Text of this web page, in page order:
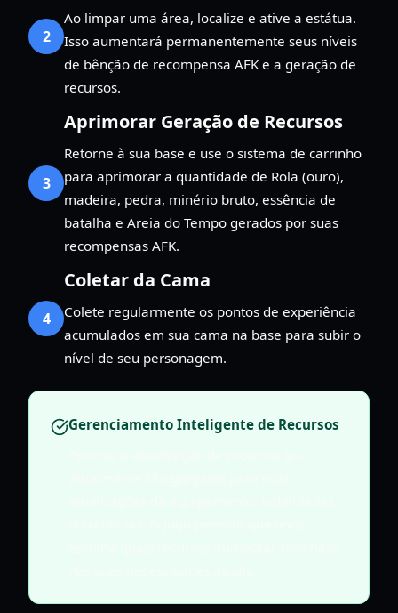
2
Ao limpar uma área, localize e ative a estátua.
Isso aumentará permanentemente seus níveis
de bênção de recompensa AFK e a geração de
recursos.
3
Aprimorar Geração de Recursos
Retorne à sua base e use o sistema de carrinho
para aprimorar a quantidade de Rola (ouro),
madeira, pedra, minério bruto, essência de
batalha e Areia do Tempo gerados por suas
recompensas AFK.
4
Coletar da Cama
Colete regularmente os pontos de experiência
acumulados em sua cama na base para subir o
nível de seu personagem.
Gerenciamento Inteligente de Recursos